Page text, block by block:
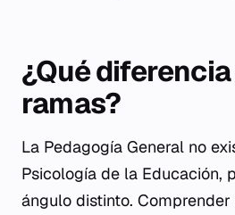
¿Qué
ramas?
La Pedagogía General no
Psicología de la Educación,
ángulo distinto.